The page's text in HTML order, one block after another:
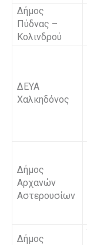
Δήμος
Πύδνας –
Κολινδρού
ΔΕΥΑ
Χαλκηδόνος
Δήμος
Αρχανών
Αστερουσίων
Δήμος